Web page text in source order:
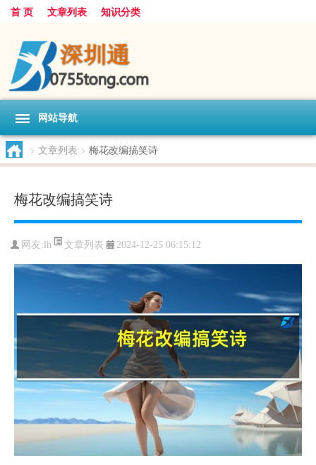
首 页 文章列表 知识分类
网站导航
> 文章列表 > 梅花改编搞笑诗
梅花改编搞笑诗
网友: lh 文章列表 2024-12-25 06:15:12